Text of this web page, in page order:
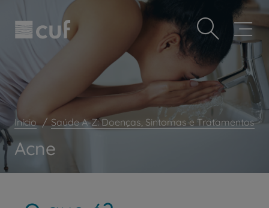
este
inclui
de
acessibilidade.
para
conteúdo
Prevenção e bem-estar
Grandes Áreas da Saúde
Serviços CUF
Plano +CUF
My CUF
Clientes e acompanhantes
CUF Academic Center
Início Saúde A-Z: Doenças, Sintomas e Tratamentos
Acne